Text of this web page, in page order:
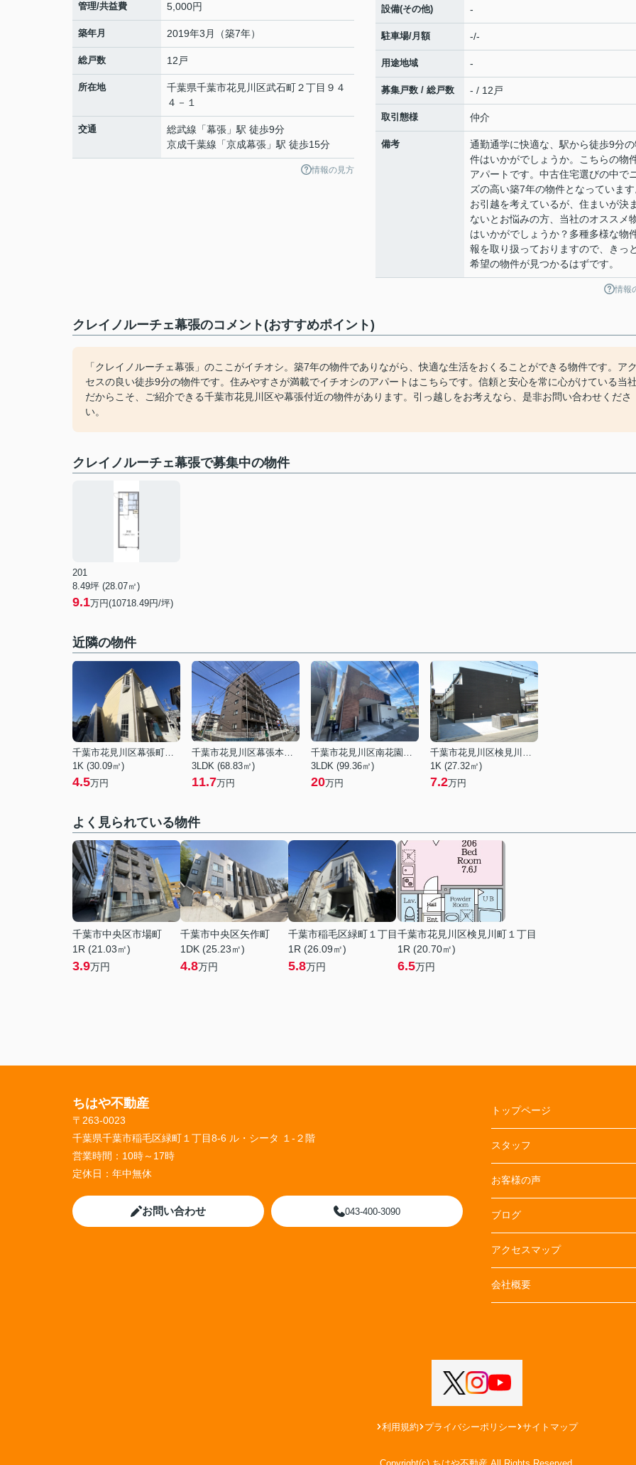
管理/共益費 5,000円
築年月 2019年3月（築7年）
総戸数 12戸
所在地 千葉県千葉市花見川区武石町２丁目９４
４－１
交通 総武線 「幕張 」駅 徒歩9分
京成千葉線 「京成幕張 」駅 徒歩15分
情報の見方
設備(その他) -
駐車場/月額 -/-
用途地域 -
募集戸数 / 総戸数 - / 12戸
取引態様 仲介
備考
通勤通学に快適な、駅から徒歩9分の
件はいかがでしょうか。こちらの物
アパートです。中古住宅選びの中で
ズの高い築7年の物件となっています
お引越を考えているが、住まいが決
ないとお悩みの方、当社のオススメ
はいかがでしょうか？多種多様な物
報を取り扱っておりますので、きっ
希望の物件が見つかるはずです。
情報
クレイノルーチェ幕張のコメント(おすすめポイント)
「クレイノルーチェ幕張」のここがイチオシ。築7年の物件でありながら、快適な生活をおくることができる物件です。アク
セスの良い徒歩9分の物件です。住みやすさが満載でイチオシのアパートはこちらです。信頼と安心を常に心がけている当社
だからこそ、ご紹介できる千葉市花見川区や幕張付近の物件があります。引っ越しをお考えなら、是非お問い合わせくださ
い。
クレイノルーチェ幕張で募集中の物件
201
8.49坪 (28.07㎡)
9.1万円(10718.49円/坪)
近隣の物件
千葉市花見川区幕張町１丁目
1K (30.09㎡)
4.5万円
千葉市花見川区幕張本郷３丁目
3LDK (68.83㎡)
11.7万円
千葉市花見川区南花園２丁目
3LDK (99.36㎡)
20万円
千葉市花見川区検見川町３丁目
1K (27.32㎡)
7.2万円
よく見られている物件
千葉市中央区市場町
1R (21.03㎡)
3.9万円
千葉市中央区矢作町
1DK (25.23㎡)
4.8万円
千葉市稲毛区緑町１丁目
1R (26.09㎡)
5.8万円
千葉市花見川区検見川町１丁目
1R (20.70㎡)
6.5万円
ちはや不動産
〒263-0023
千葉県千葉市稲毛区緑町１丁目8-6 ル・シータ １-２階
営業時間： 10時～17時
定休日： 年中無休
お問い合わせ 043-400-3090
トップページ
スタッフ
お客様の声
ブログ
アクセスマップ
会社概要
利用規約 プライバシーポリシー サイトマップ